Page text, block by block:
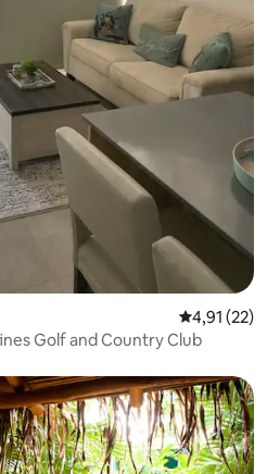
Средна
4,91 (22)
Golf and Country Club